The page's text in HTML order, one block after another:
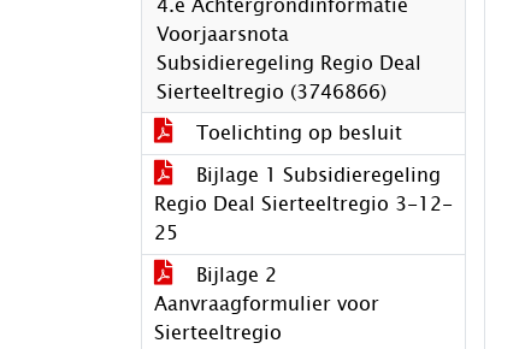
Voorjaarsnota
Subsidieregeling Regio Deal
Sierteeltregio (3746866)
Toelichting op besluit
Bijlage 1 Subsidieregeling
Regio Deal Sierteeltregio 3-12-
25
Bijlage 2
Aanvraagformulier voor
Sierteeltregio